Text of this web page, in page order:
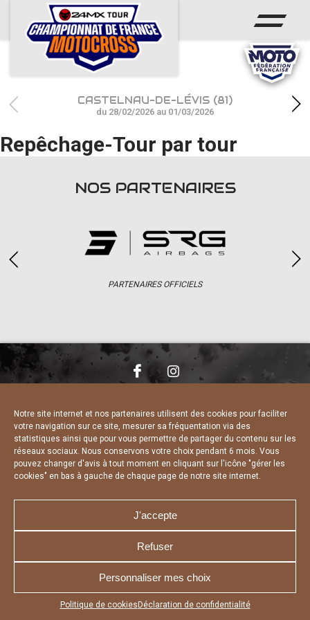
Notre site internet et nos partenaires utilisent des cookies pour faciliter
votre navigation sur ce site, mesurer sa fréquentation via des
statistiques ainsi que pour vous permettre de partager du contenu sur les
réseaux sociaux. Nous conservons votre choix pendant 6 mois. Vous
pouvez changer d'avis à tout moment en cliquant sur l'icône "gérer les
cookies" en bas à gauche de chaque page de notre site internet.
J'accepte
Refuser
Personnaliser mes choix
Politique de cookies Déclaration de confidentialité
Appuyez sur le bouton partager en bas de votre
ACCUEIL
ACTUS
CALENDRIER
RÉSULTATS
PHOTOS / WEB TV
CASTELNAU-DE-LÉVIS (81)
du 28/02/2026 au 01/03/2026
Repêchage-Tour par tour
NOS PARTENAIRES
PARTENAIRES OFFICIELS
CHARTE DE CONFIDENTIALITÉ
DÉCLARATION DE CONFIDENTIALITÉ
POLITIQUE D’UTILISATION DES COOKIES
RÉALISÉ PAR L’AGENCE WEB A3 WEB